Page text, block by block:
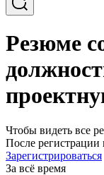
Резюме
Чтобы видеть все
После
Зарегистрироваться
За всё время